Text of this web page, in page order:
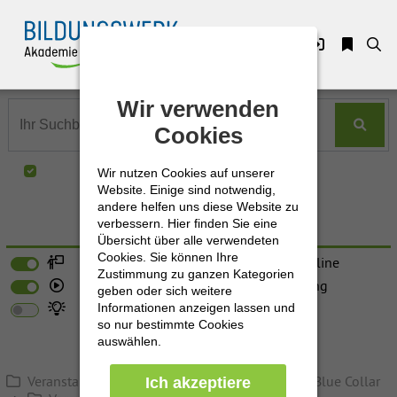
Zuklappen
Loading
Loading
Nur in "Vorarbeiterreihe "
Erweiterte Suche
Präsenz
Live-Online
E-Learning
Förderung
Neu
Veranstaltungen - Seminare - Workshops
Blue Collar
Wir verwenden
Cookies
Wir nutzen Cookies auf unserer
Website. Einige sind notwendig,
andere helfen uns diese Website zu
verbessern. Hier finden Sie eine
Übersicht über alle verwendeten
Cookies. Sie können Ihre
Zustimmung zu ganzen Kategorien
geben oder sich weitere
Informationen anzeigen lassen und
so nur bestimmte Cookies
auswählen.
Ich akzeptiere
Wir verwenden
Cookies
Wir nutzen Cookies auf unserer
Website. Einige sind notwendig,
andere helfen uns diese Website zu
verbessern. Hier finden Sie eine
Übersicht über alle verwendeten
Cookies. Sie können Ihre
Zustimmung zu ganzen Kategorien
geben oder sich weitere
Informationen anzeigen lassen und
so nur bestimmte Cookies
auswählen.
Ich akzeptiere